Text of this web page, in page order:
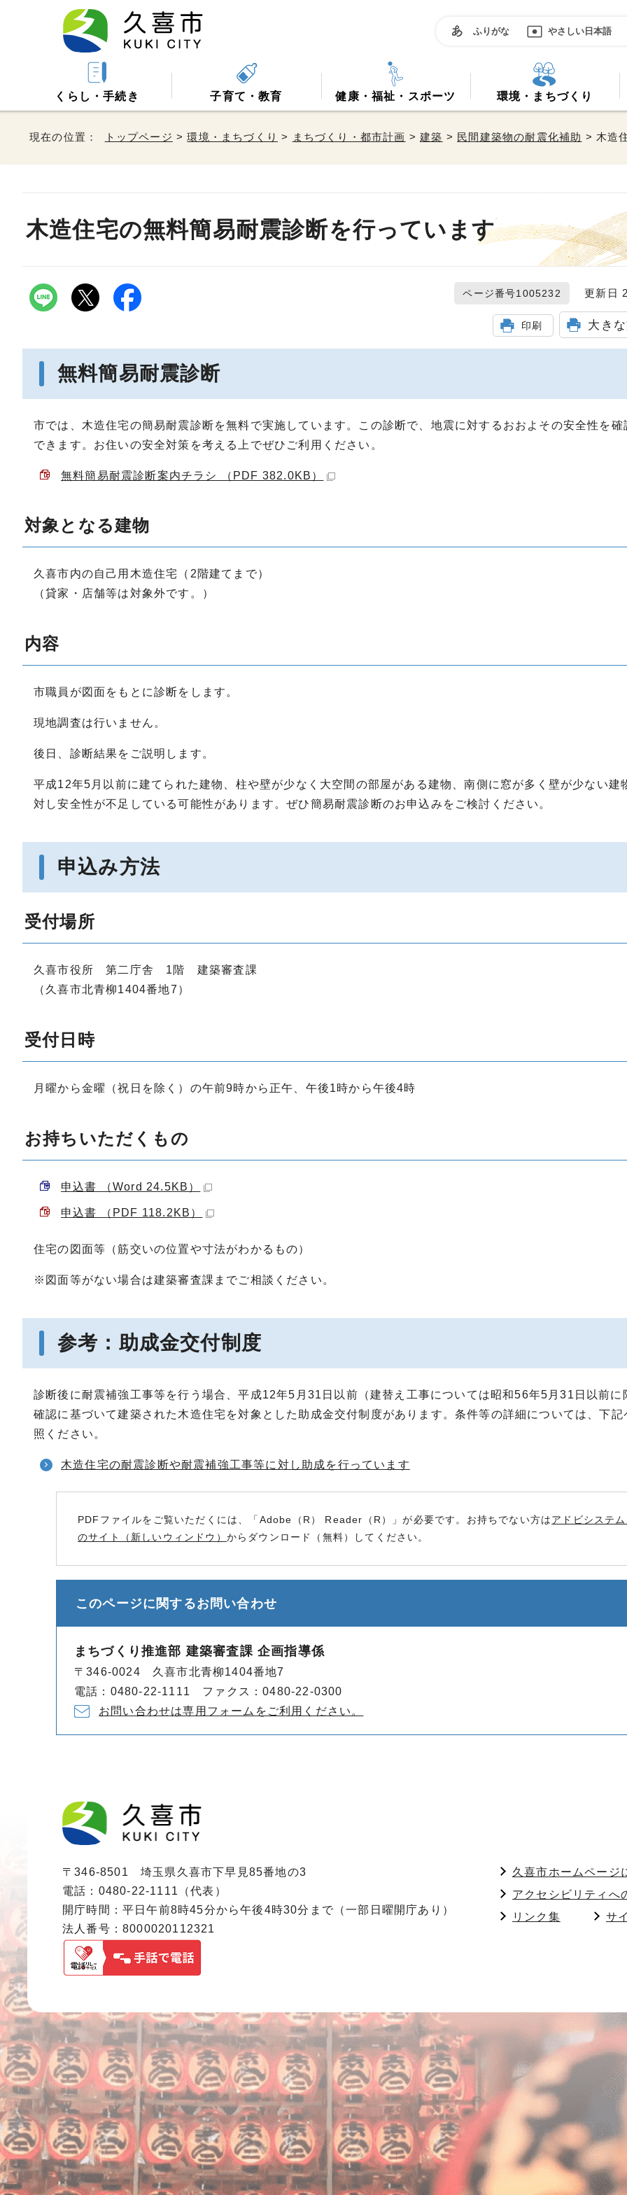
ふりがな やさしい日本語
くらし・手続き 子育て・教育 健康・福祉・スポーツ 環境・まちづくり
現在の位置： トップページ >環境・まちづくり > まちづくり・都市計画 >建築 > 民間建築物の耐震化補助 > 木造
木造住宅の無料簡易耐震診断を行っています
ページ番号1005232 更新日
印刷 大き
無料簡易耐震診断
市では、木造住宅の簡易耐震診断を無料で実施しています。この診断で、地震に対するおおよその安全性を確
できます。お住いの安全対策を考える上でぜひご利用ください。
無料簡易耐震診断案内チラシ （PDF 382.0KB）
対象となる建物
久喜市内の自己用木造住宅（2階建てまで）
（貸家・店舗等は対象外です。）
内容
市職員が図面をもとに診断をします。
現地調査は行いません。
後日、診断結果をご説明します。
平成12年5月以前に建てられた建物、柱や壁が少なく大空間の部屋がある建物、南側に窓が多く壁が少ない建
対し安全性が不足している可能性があります。ぜひ簡易耐震診断のお申込みをご検討ください。
申込み方法
受付場所
久喜市役所 第二庁舎 1階 建築審査課
（久喜市北青柳1404番地7）
受付日時
月曜から金曜（祝日を除く）の午前9時から正午、午後1時から午後4時
お持ちいただくもの
申込書 （Word 24.5KB）
申込書 （PDF 118.2KB）
住宅の図面等（筋交いの位置や寸法がわかるもの）
※図面等がない場合は建築審査課までご相談ください。
参考：助成金交付制度
診断後に耐震補強工事等を行う場合、平成12年5月31日以前（建替え工事については昭和56年5月31日以前に
確認に基づいて建築された木造住宅を対象とした助成金交付制度があります。条件等の詳細については、下記
照ください。
木造住宅の耐震診断や耐震補強工事等に対し助成を行っています
PDFファイルをご覧いただくには、「Adobe（R） Reader（R）」が必要です。お持ちでない方はアドビシステ
のサイト（新しいウィンドウ） からダウンロード（無料）してください。
このページに関するお問い合わせ
まちづくり推進部 建築審査課 企画指導係
〒346-0024 久喜市北青柳1404番地7
電話：0480-22-1111 ファクス：0480-22-0300
お問い合わせは専用フォームをご利用ください。
〒346-8501 埼玉県久喜市下早見85番地の3
電話：0480-22-1111（代表）
開庁時間：平日午前8時45分から午後4時30分まで（一部日曜開庁あり）
法人番号：8000020112321
久喜市ホームページ
アクセシビリティへ
リンク集
サ